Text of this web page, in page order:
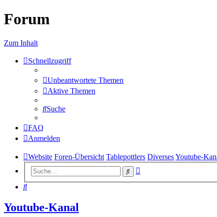
Forum
Zum Inhalt
Schnellzugriff
Unbeantwortete Themen
Aktive Themen
Suche
FAQ
Anmelden
Website Foren-Übersicht Tablepottlers DiversesYoutube-
Suche
Suche
Youtube-Kanal